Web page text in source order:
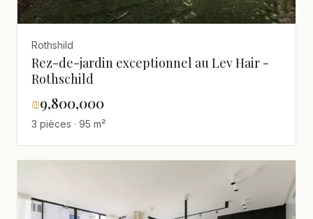
Rothshild
Rez-de-jardin exceptionnel au Lev Hair -
Rothschild
₪9,800,000
3 pièces · 95 m²